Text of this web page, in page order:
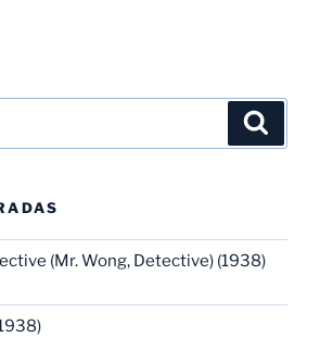
(Mr. Wong, Detective) (1938)